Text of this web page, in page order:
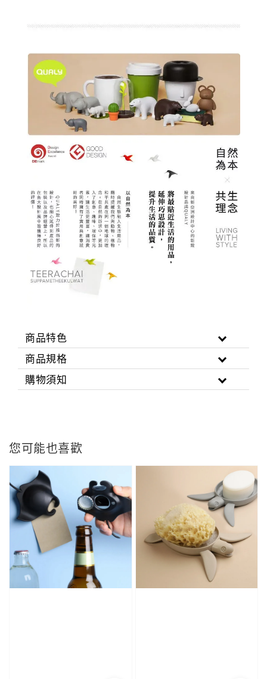
商品特色
商品規格
購物須知
您可能也喜歡